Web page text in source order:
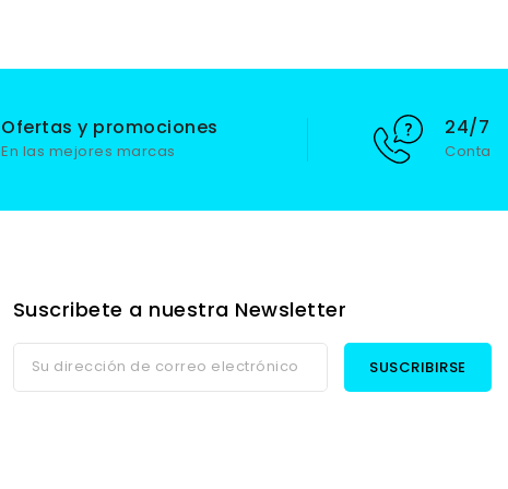
Ofertas y promociones
En las mejores marcas
24/7
Suscribete a nuestra Newsletter